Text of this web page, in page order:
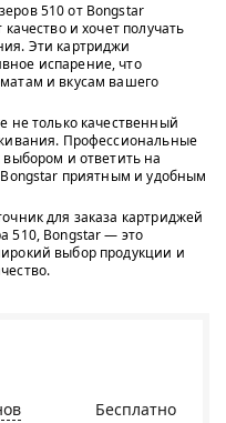
510 от Bongstar
и хочет получать
Эти картриджи
испарение, что
и вкусам вашего
не только качественный
Профессиональные
выбором и ответить на
приятным и удобным
для заказа картриджей
510, Bongstar — это
выбор продукции и
Бесплатно